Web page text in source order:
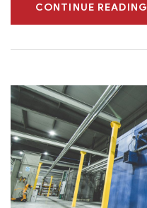
CONTINUE READING